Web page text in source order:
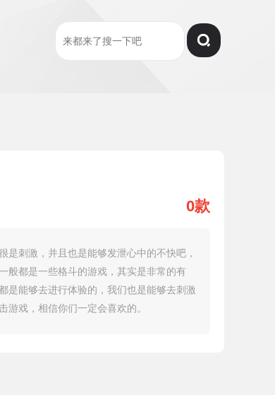
0款
是刺激，并且也是能够发泄心中的不快吧，
般都是一些格斗的游戏，其实是非常的有
是能够去进行体验的，我们也是能够去刺激
游戏，相信你们一定会喜欢的。